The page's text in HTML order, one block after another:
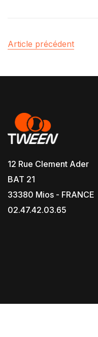
Article précédent
12 Rue Clement Ader
BAT 21
33380 Mios - FRANCE
02.47.42.03.65